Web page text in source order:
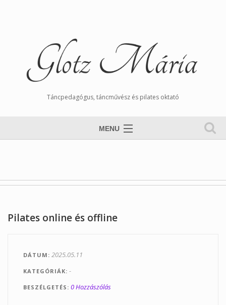
Táncpedagógus, táncművész és pilates oktató
MENU
Órarend
Kapcsolat
Pilates online és offline
DÁTUM 2025.05.11
KATEGÓRIÁK -
BESZÉLGETÉS 0 Hozzászólás